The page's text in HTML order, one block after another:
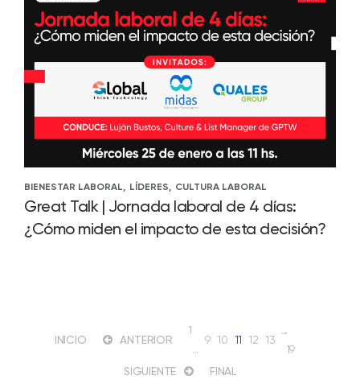
BIENESTAR LABORAL, LÍDERES, CULTURA LABORAL
Great Talk | Jornada laboral de 4 días:
¿Cómo miden el impacto de esta decisión?
INICIO ANTERIOR
1
...
9 10 11 12 13
…
19
SIGUIENTE
FINAL